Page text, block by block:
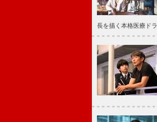
長を描く本格医療ド